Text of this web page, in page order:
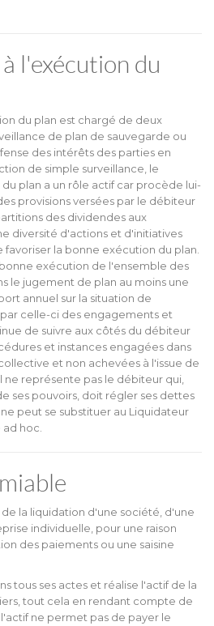
l'exécution du
du plan est chargé de deux
de plan de sauvegarde ou
des intérêts des parties en
de simple surveillance, le
plan a un rôle actif car procède lui-
provisions versées par le débiteur
des dividendes aux
diversité d'actions et d'initiatives
la bonne exécution du plan.
exécution de l'ensemble des
le jugement de plan au moins une
annuel sur la situation de
celle-ci des engagements et
de suivre aux côtés du débiteur
et instances engagées dans
et non achevées à l'issue de
représente pas le débiteur qui,
ses pouvoirs, doit régler ses dettes
peut se substituer au Liquidateur
hoc.
la liquidation d'une société, d'une
individuelle, pour une raison
des paiements ou une saisine
tous ses actes et réalise l'actif de la
tout cela en rendant compte de
l'actif ne permet pas de payer le